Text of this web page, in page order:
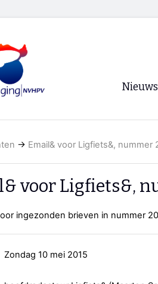
Nieuws
→ Email& voor Ligfiets&, nummer
voor Ligfiets&,
ingezonden brieven in nummer
Zondag 10 mei 2015